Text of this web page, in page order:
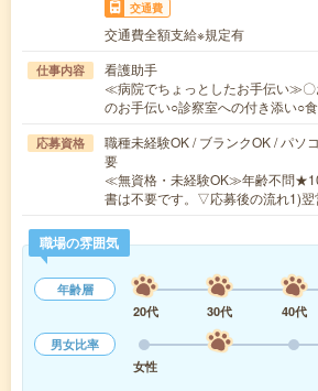
交通費
交通費全額支給※規定有
仕事内容
看護助手
≪病院でちょっとしたお手伝い≫〇
のお手伝い○診察室への付き添い○
応募資格
職種未経験OK / ブランクOK / パソ
要
≪無資格・未経験OK≫年齢不問
書は不要です。▽応募後の流れ1)
職場の雰囲気
年齢層
20代
30代 40代
男女比率
女性